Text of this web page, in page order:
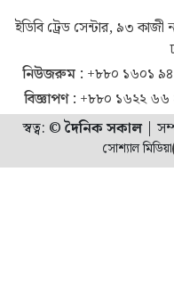
ইডিবি ট্রেড সেন্টার, ৯৩
নিউজরুম : +৮৮০ ১৬০১
বিজ্ঞাপণ : +৮৮০ ১৬২২ ৬৬
স্বত্ব: ©দৈনিক সকাল|
সোশ্যাল মিডিয়া